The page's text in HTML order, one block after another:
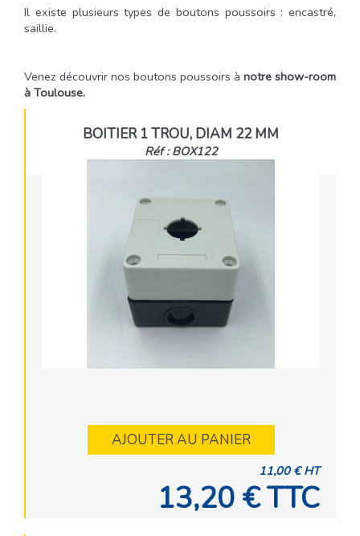
Il existe plusieurs types de boutons poussoirs : encastré,
saillie.
Venez découvrir nos boutons poussoirs à notre show-room
à Toulouse.
BOITIER 1 TROU, DIAM 22 MM
Réf : BOX122
AJOUTER AU PANIER
11,00 € HT
13,20 € TTC